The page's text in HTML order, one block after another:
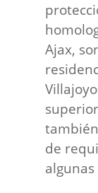
Ajax,
de